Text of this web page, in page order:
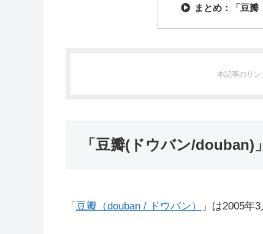
まとめ：「豆
本記事のリン
「豆瓣(ドウバン/douban)
「 豆瓣（douban / ドウバン） 」は2005年